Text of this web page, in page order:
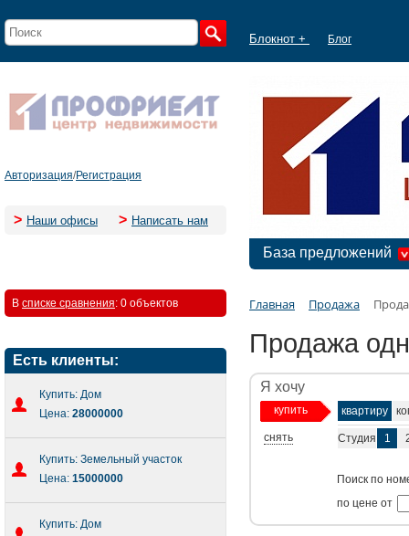
Блокнот + Блог
Авторизация/Регистрация
> Наши офисы > Написать нам
База предложений
В списке сравнения: 0 объектов
Есть клиенты:
Купить: Дом
Цена: 28000000
Купить: Земельный участок
Цена: 15000000
Купить: Дом
Главная Продажа
Продажа
Я хочу
купить
снять
квартиру
Студия 1
Поиск по
по цене от